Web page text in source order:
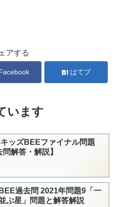
アする
はてブ
います
ッズBEEファイナル問題
解答・解説】
過去問 2021年問題9「一
ぶ星」問題と解答解説